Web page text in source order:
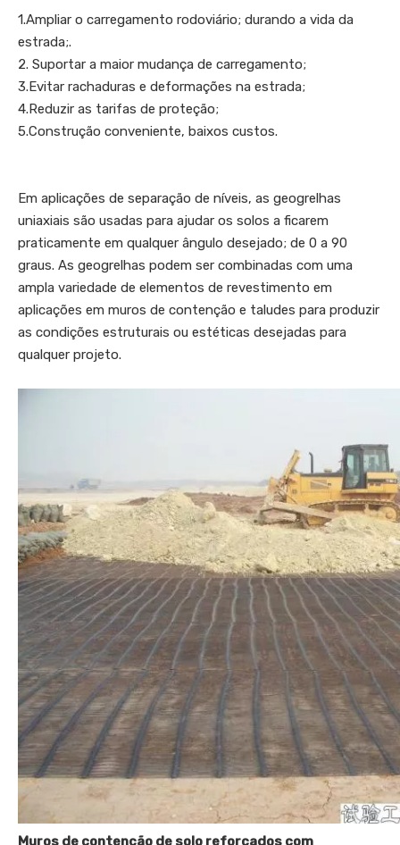
1.Ampliar o carregamento rodoviário; durando a vida da
estrada;.
2. Suportar a maior mudança de carregamento;
3.Evitar rachaduras e deformações na estrada;
4.Reduzir as tarifas de proteção;
5.Construção conveniente, baixos custos.
Em aplicações de separação de níveis, as geogrelhas
uniaxiais são usadas para ajudar os solos a ficarem
praticamente em qualquer ângulo desejado; de 0 a 90
graus. As geogrelhas podem ser combinadas com uma
ampla variedade de elementos de revestimento em
aplicações em muros de contenção e taludes para produzir
as condições estruturais ou estéticas desejadas para
qualquer projeto.
Muros de contenção de solo reforçados com